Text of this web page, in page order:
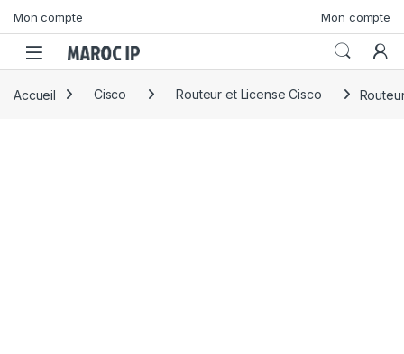
Mon compte Mon compte
Accueil Cisco Routeur et License Cisco